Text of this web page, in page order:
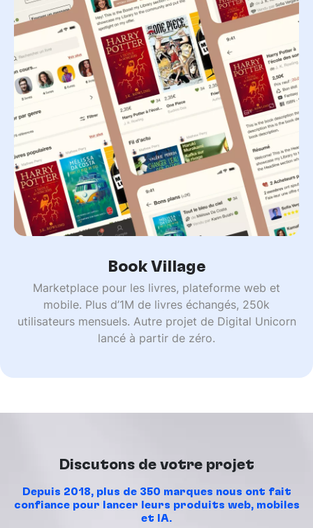
Book Village
Marketplace pour les livres, plateforme web et
mobile. Plus d’1M de livres échangés, 250k
utilisateurs mensuels. Autre projet de Digital Unicorn
lancé à partir de zéro.
Discutons de votre projet
Depuis 2018, plus de 350 marques nous ont fait
confiance pour lancer leurs produits web, mobiles
et IA.